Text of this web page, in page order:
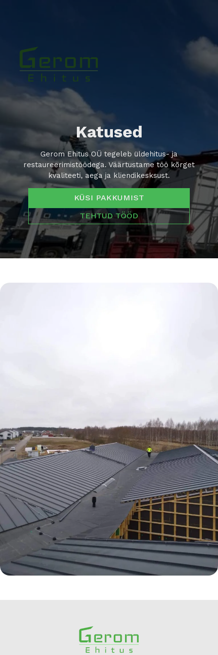
Katused
Gerom Ehitus OÜ tegeleb üldehitus- ja
restaureerimistöödega. Väärtustame töö kõrget
kvaliteeti, aega ja kliendikesksust.
KÜSI PAKKUMIST
TEHTUD TÖÖD